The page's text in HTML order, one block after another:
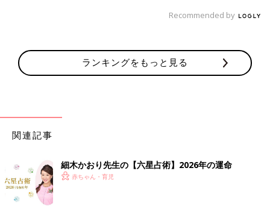
Recommended by
ランキングをもっと見る
関連記事
細木かおり先生の【六星占術】2026年の運命
赤ちゃん・育児